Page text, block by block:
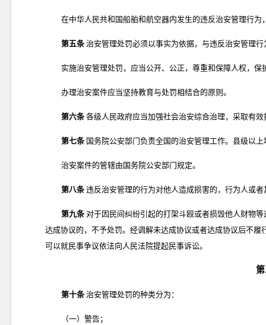
在中华人民共和国船舶和航空器内发生的违反治安管理行
第五条 治安管理处罚必须以事实为依据，与违反治安管理
实施治安管理处罚，应当公开、公正，尊重和保障人权，保
办理治安案件应当坚持教育与处罚相结合的原则。
第六条 各级人民政府应当加强社会治安综合治理，采取有
第七条 国务院公安部门负责全国的治安管理工作。县级以
治安案件的管辖由国务院公安部门规定。
第八条 违反治安管理的行为对他人造成损害的，行为人或
第九条 对于因民间纠纷引起的打架斗殴或者损毁他人财物
达成协议的，不予处罚。经调解未达成协议或者达成协议后不
可以就民事争议依法向人民法院提起民事诉讼。
第十条 治安管理处罚的种类分为：
（一）警告；